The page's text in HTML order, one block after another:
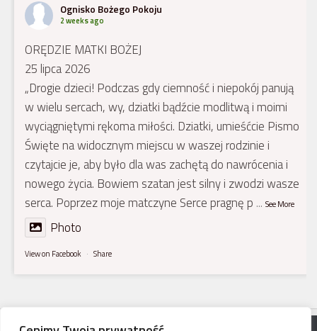
Ognisko Bożego Pokoju
2 weeks ago
ORĘDZIE MATKI BOŻEJ
25 lipca 2026
„Drogie dzieci! Podczas gdy ciemność i niepokój panują
w wielu sercach, wy, dziatki bądźcie modlitwą i moimi
wyciągniętymi rękoma miłości. Dziatki, umieśćcie Pismo
Święte na widocznym miejscu w waszej rodzinie i
czytajcie je, aby było dla was zachętą do nawrócenia i
nowego życia. Bowiem szatan jest silny i zwodzi wasze
serca. Poprzez moje matczyne Serce pragnę p ... See More
Photo
View on Facebook · Share